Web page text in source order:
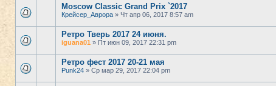
Moscow Classic Grand Prix `2017
Крейсер_Аврора » Чт апр 06, 2017 8:57 am
Ретро Тверь 2017 24 июня.
iguana01 » Пт июн 09, 2017 22:31 pm
Ретро фест 2017 20-21 мая
Punk24 » Ср мар 29, 2017 22:04 pm